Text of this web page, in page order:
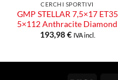
CERCHI SPORTIVI
GMP STELLAR 7,5×17 ET35
5×112 Anthracite Diamond
193,98€ IVA incl.